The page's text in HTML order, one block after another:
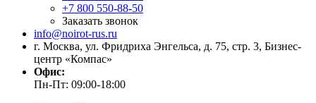
+7 800 550-88-50
Заказать звонок
info@noirot-rus.ru
г. Москва, ул. Фридриха Энгельса, д. 75, стр. 3, Бизнес-
центр «Компас»
Офис:
Пн-Пт: 09:00-18:00